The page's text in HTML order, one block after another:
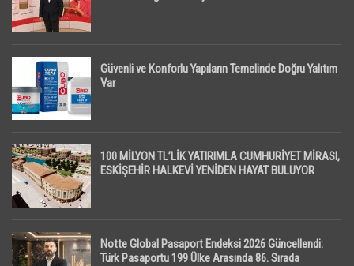
Güvenli ve Konforlu Yapıların Temelinde Doğru Yalıtım
Var
100 MİLYON TL’LİK YATIRIMLA CUMHURİYET MİRASI,
ESKİŞEHİR HALKEVİ YENİDEN HAYAT BULUYOR
Notte Global Pasaport Endeksi 2026 Güncellendi:
Türk Pasaportu 199 Ülke Arasında 86. Sırada